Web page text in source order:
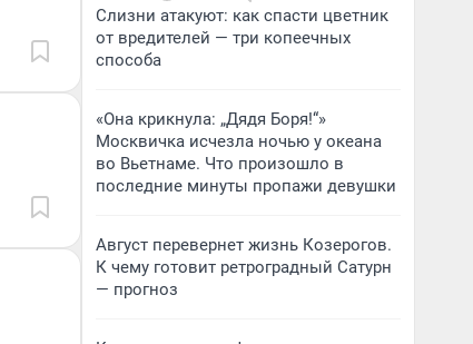
Слизни атакуют: как спасти цветник
от вредителей — три копеечных
способа
«Она крикнула: „Дядя Боря!“»
Москвичка исчезла ночью у океана
во Вьетнаме. Что произошло в
последние минуты пропажи девушки
Август перевернет жизнь Козерогов.
К чему готовит ретроградный Сатурн
— прогноз